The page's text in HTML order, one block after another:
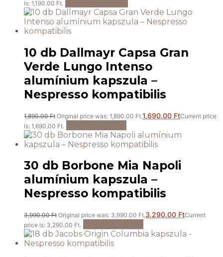
is: 1,190.00 Ft.
10 db Dallmayr Capsa Gran
Verde Lungo Intenso
alumínium kapszula –
Nespresso kompatibilis
1,890.00Ft Original price was: 1,890.00 Ft.1,690.00 FtCurrent price
is: 1,690.00 Ft.
30 db Borbone Mia Napoli
alumínium kapszula –
Nespresso kompatibilis
3,990.00Ft Original price was: 3,990.00 Ft.3,290.00 FtCurrent
price is: 3,290.00 Ft.